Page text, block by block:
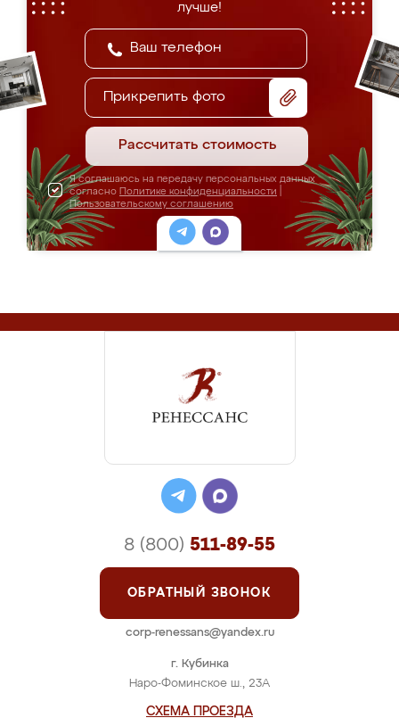
лучше!
Прикрепить фото
Рассчитать стоимость
Я соглашаюсь на передачу персональных данных
согласно Политике конфиденциальности
Пользовательскому соглашению
г. Кубинка
Наро-Фоминское ш., 23А
СХЕМА ПРОЕЗДА
8 (800) 511-89-55
ОБРАТНЫЙ ЗВОНОК
corp-renessans@yandex.ru